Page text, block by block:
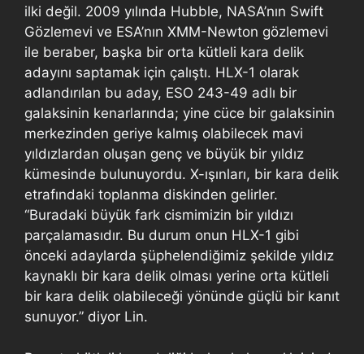
ilki değil. 2009 yılında Hubble, NASA’nın Swift
Gözlemevi ve ESA’nın XMM-Newton gözlemevi
ile beraber, başka bir orta kütleli kara delik
adayını saptamak için çalıştı. HLX-1 olarak
adlandırılan bu aday, ESO 243-49 adlı bir
galaksinin kenarlarında; yine cüce bir galaksinin
merkezinden geriye kalmış olabilecek mavi
yıldızlardan oluşan genç ve büyük bir yıldız
kümesinde bulunuyordu. X-ışınları, bir kara delik
etrafındaki toplanma diskinden gelirler.
“Buradaki büyük fark cismimizin bir yıldızı
parçalamasıdır. Bu durum onun HLX-1 gibi
önceki adaylarda şüphelendiğimiz şekilde yıldız
kaynaklı bir kara delik olması yerine orta kütleli
bir kara delik olabileceği yönünde güçlü bir kanıt
sunuyor.” diyor Lin.